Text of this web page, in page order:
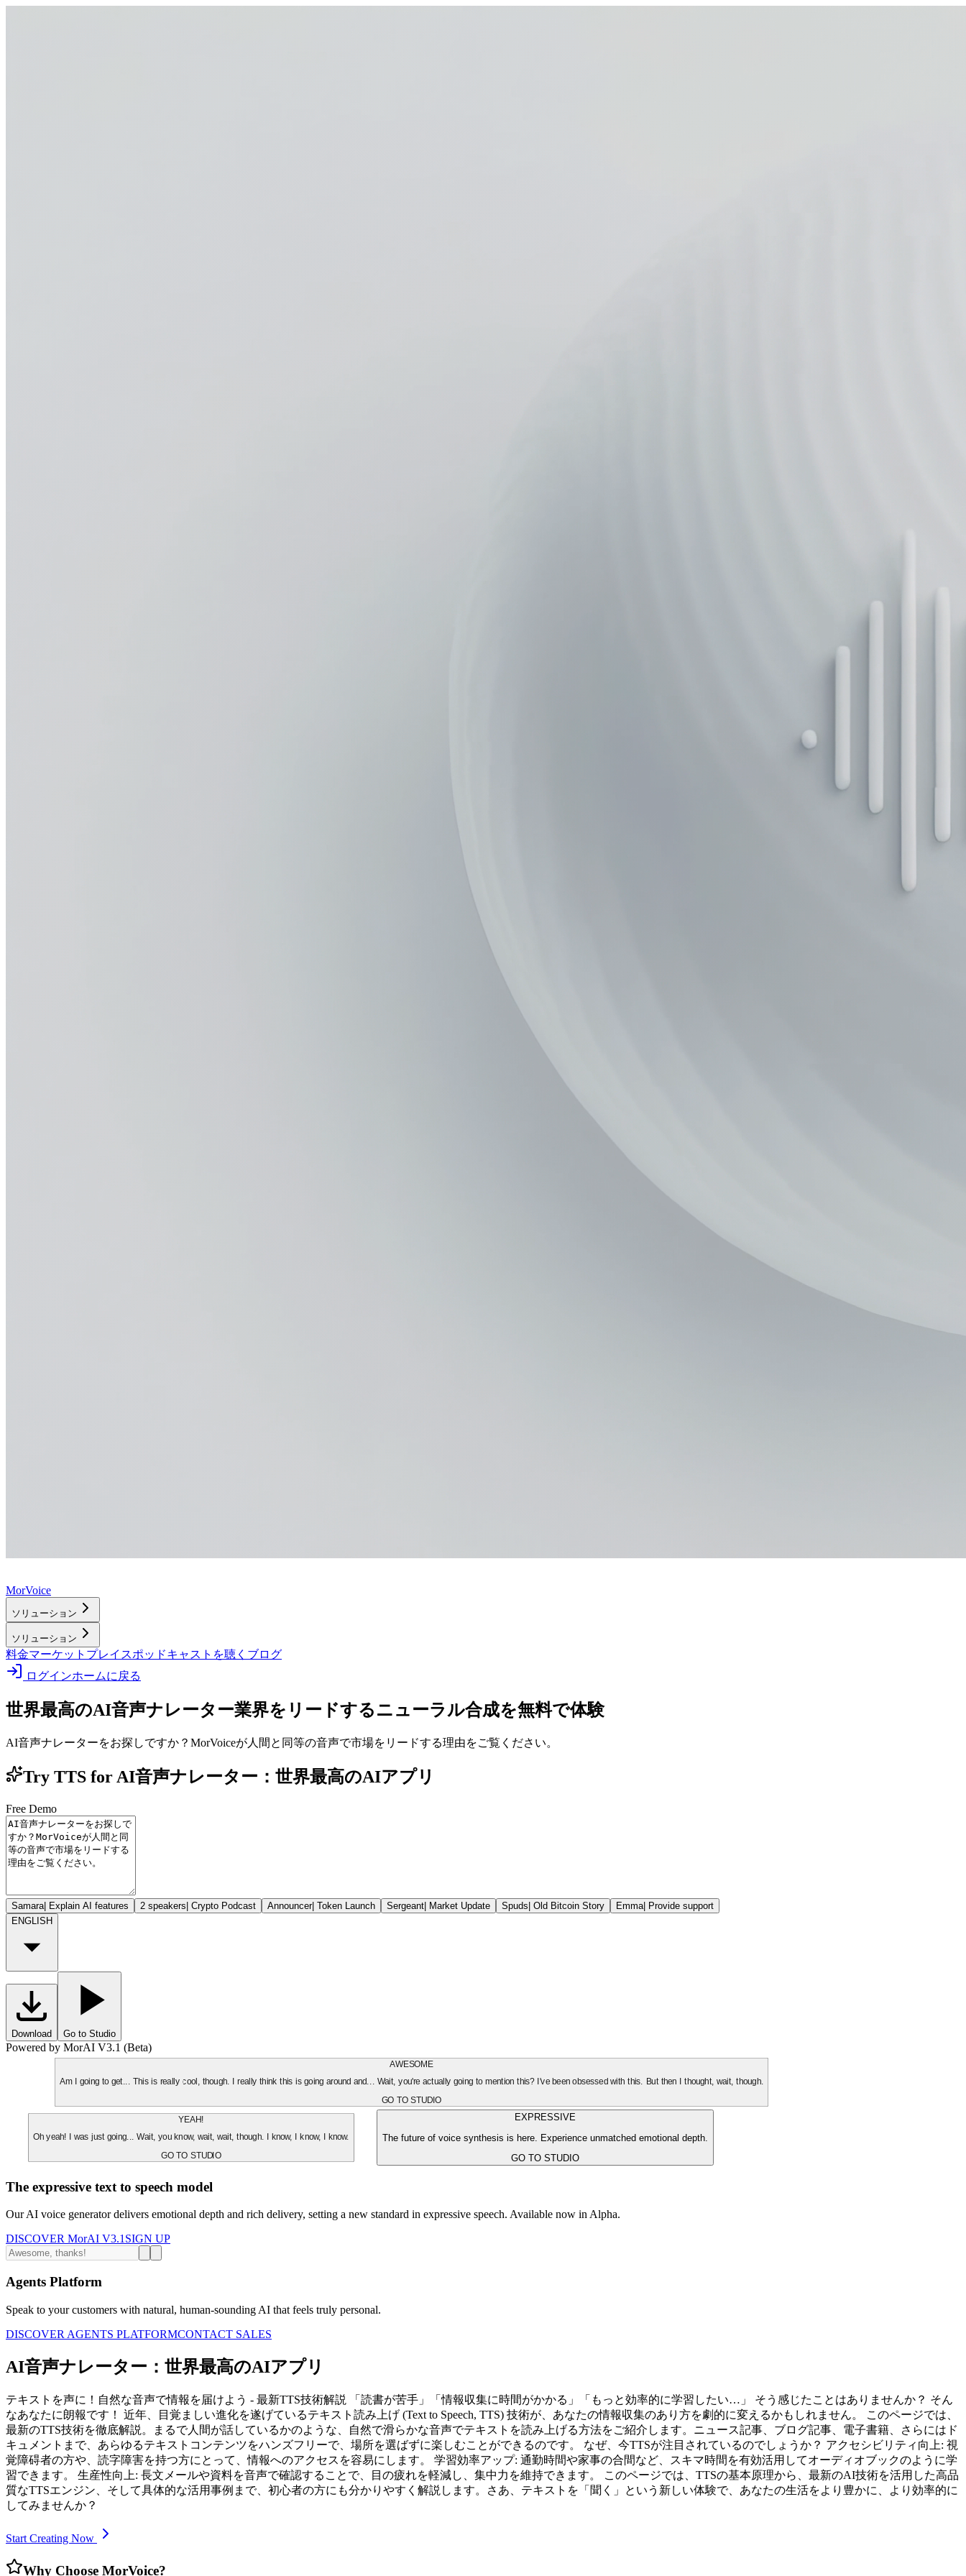
MorVoice
ソリューション
ソリューション
料金マーケットプレイスポッドキャストを聴く ブログ
ログインホームに戻る
世界最高のAI音声ナレーター業界をリードするニューラル合成を無料で体験
AI音声ナレーターをお探しですか？MorVoiceが人間と同等の音声で市場をリードする理由をご覧ください。
Try TTS for AI音声ナレーター：世界最高のAIアプリ
Free Demo
Samara| Explain AI features 2 speakers| Crypto Podcast Announcer| Token Launch Sergeant| Market Update Spuds| Old Bitcoin Story Emma| Provide support
ENGLISH
Download Go to Studio
Powered by MorAI V3.1 (Beta)
AWESOME
Am I going to get... This is really cool, though. I really think this is going around and... Wait, you're actually going to mention this? I've been obsessed with this. But then I thought, wait, though.
GO TO STUDIO
YEAH!
Oh yeah! I was just going... Wait, you know, wait, wait, though. I know, I know, I know.
GO TO STUDIO
EXPRESSIVE
The future of voice synthesis is here. Experience unmatched emotional depth.
GO TO STUDIO
The expressive text to speech model
Our AI voice generator delivers emotional depth and rich delivery, setting a new standard in expressive speech. Available now in Alpha.
DISCOVER MorAI V3.1 SIGN UP
Agents Platform
Speak to your customers with natural, human-sounding AI that feels truly personal.
DISCOVER AGENTS PLATFORMCONTACT SALES
AI音声ナレーター：世界最高のAIアプリ
テキストを声に！自然な音声で情報を届けよう - 最新TTS技術解説 「読書が苦手」「情報収集に時間がかかる」「もっと効率的に学習したい…」 そう感じたことはありませんか？ そん
なあなたに朗報です！ 近年、目覚ましい進化を遂げているテキスト読み上げ (Text to Speech, TTS) 技術が、あなたの情報収集のあり方を劇的に変えるかもしれません。 このページでは、
最新のTTS技術を徹底解説。まるで人間が話しているかのような、自然で滑らかな音声でテキストを読み上げる方法をご紹介します。ニュース記事、ブログ記事、電子書籍、さらにはド
キュメントまで、あらゆるテキストコンテンツをハンズフリーで、場所を選ばずに楽しむことができるのです。 なぜ、今TTSが注目されているのでしょうか？ アクセシビリティ向上: 視
覚障碍者の方や、読字障害を持つ方にとって、情報へのアクセスを容易にします。 学習効率アップ: 通勤時間や家事の合間など、スキマ時間を有効活用してオーディオブックのように学
習できます。 生産性向上: 長文メールや資料を音声で確認することで、目の疲れを軽減し、集中力を維持できます。 このページでは、TTSの基本原理から、最新のAI技術を活用した高品
質なTTSエンジン、そして具体的な活用事例まで、初心者の方にも分かりやすく解説します。さあ、テキストを「聞く」という新しい体験で、あなたの生活をより豊かに、より効率的に
してみませんか？
Start Creating Now
Why Choose MorVoice?